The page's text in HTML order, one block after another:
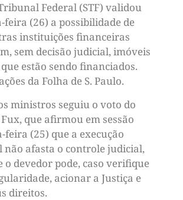
Federal (STF) validou
feira (26) a possibilidade de
instituições financeiras
sem decisão judicial, imóveis
estão sendo financiados.
da Folha de S. Paulo.
ministros seguiu o voto do
que afirmou em sessão
feira (25) que a execução
afasta o controle judicial,
o devedor pode, caso verifique
acionar a Justiça e
direitos.